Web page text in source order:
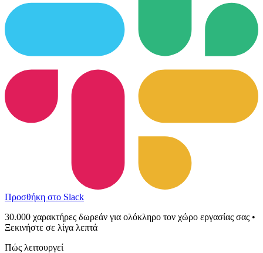
Προσθήκη στο Slack
30.000 χαρακτήρες δωρεάν για ολόκληρο τον χώρο εργασίας σας •
Ξεκινήστε σε λίγα λεπτά
Πώς λειτουργεί